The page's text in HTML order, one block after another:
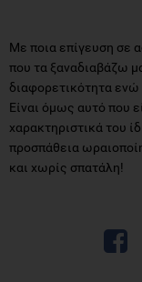
Με ποια επίγευση σε
που τα ξαναδιαβάζω
διαφορετικότητα ενώ
Είναι όμως αυτό που
χαρακτηριστικά του
προσπάθεια
και χωρίς σπατάλη!